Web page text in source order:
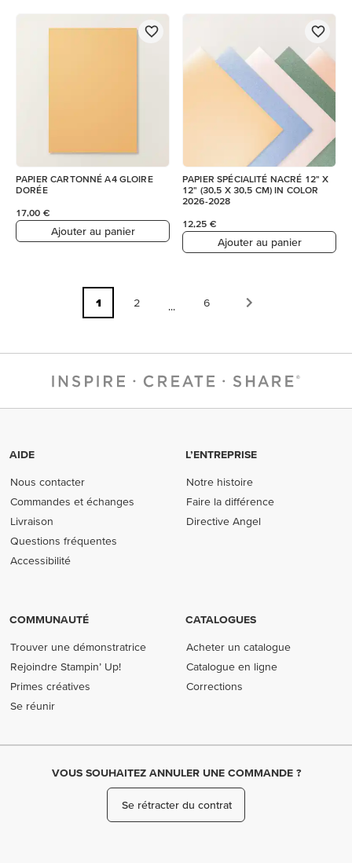
PAPIER CARTONNÉ A4 GLOIRE
DORÉE
17,00 €
Ajouter au panier
PAPIER SPÉCIALITÉ NACRÉ 12" X
12" (30,5 X 30,5 CM) IN COLOR
2026-2028
12,25 €
Ajouter au panier
1 2 ... 6
AIDE
Nous contacter
Commandes et échanges
Livraison
Questions fréquentes
Accessibilité
L’ENTREPRISE
Notre histoire
Faire la différence
Directive Angel
COMMUNAUTÉ
Trouver une démonstratrice
Rejoindre Stampin’ Up!
Primes créatives
Se réunir
CATALOGUES
Acheter un catalogue
Catalogue en ligne
Corrections
VOUS SOUHAITEZ ANNULER UNE COMMANDE ?
Se rétracter du contrat